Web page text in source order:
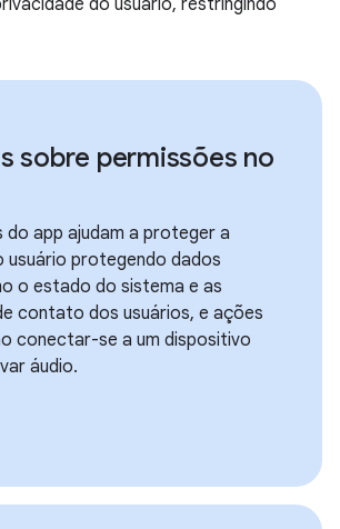
sobre permissões no
do app ajudam a proteger a
usuário protegendo dados
o estado do sistema e as
contato dos usuários, e ações
conectar-se a um dispositivo
áudio.